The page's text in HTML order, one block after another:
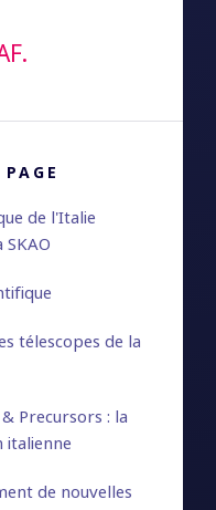
de l'Italie
télescopes de la
Precursors : la
de nouvelles